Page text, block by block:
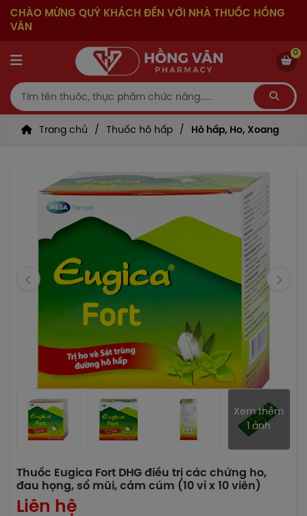
CHÀO MỪNG QUÝ KHÁCH ĐẾN VỚI NHÀ THUỐC HỒNG
VÂN
0
Trang chủ Thuốc hô hấp Hô hấp, Ho, Xoang
Xem thêm
1 ảnh
Thuốc Eugica Fort DHG điều trị các chứng ho,
đau họng, sổ mũi, cảm cúm (10 vỉ x 10 viên)
Liên hệ